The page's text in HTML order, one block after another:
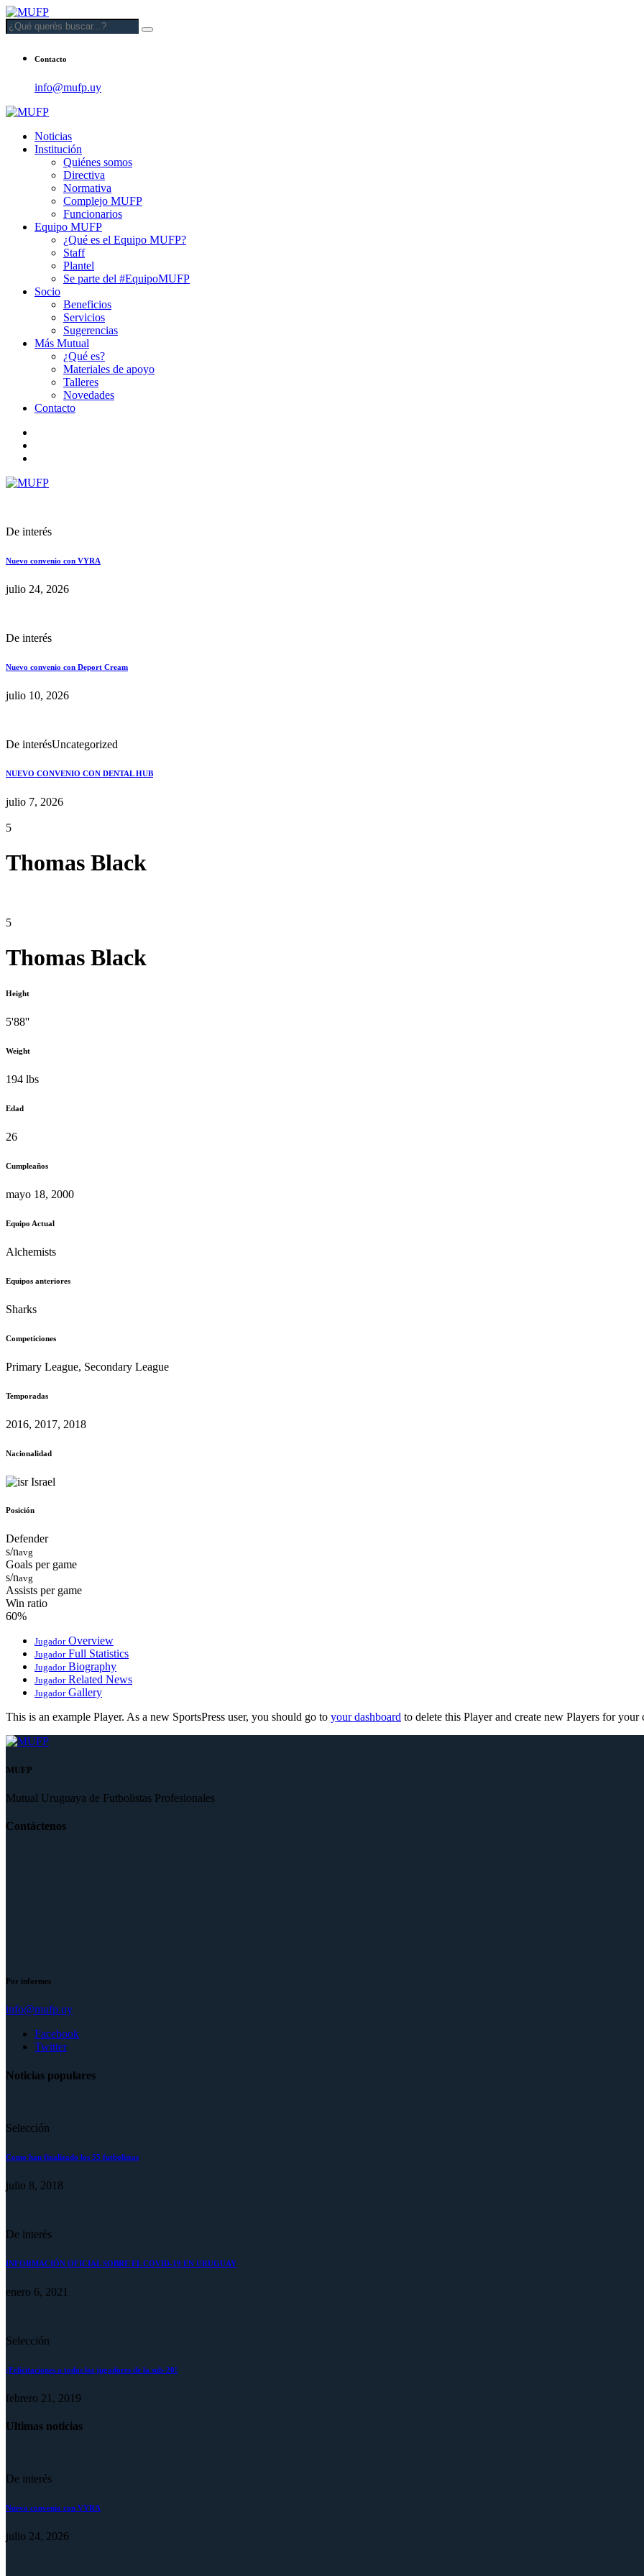
Contacto
info@mufp.uy
Noticias
Institución
Quiénes somos
Directiva
Normativa
Complejo MUFP
Funcionarios
Equipo MUFP
¿Qué es el Equipo MUFP?
Staff
Plantel
Se parte del #EquipoMUFP
Socio
Beneficios
Servicios
Sugerencias
Más Mutual
¿Qué es?
Materiales de apoyo
Talleres
Novedades
Contacto
De interés
Nuevo convenio con VYRA
julio 24, 2026
De interés
Nuevo convenio con Deport Cream
julio 10, 2026
De interésUncategorized
NUEVO CONVENIO CON DENTAL HUB
julio 7, 2026
5
Thomas Black
5
Thomas Black
Height
5'88''
Weight
194 lbs
Edad
26
Cumpleaños
mayo 18, 2000
Equipo Actual
Alchemists
Equipos anteriores
Sharks
Competiciones
Primary League, Secondary League
Temporadas
2016, 2017, 2018
Nacionalidad
Israel
Posición
Defender
s/navg
Goals per game
s/navg
Assists per game
Win ratio
60%
JugadorOverview
JugadorFull Statistics
JugadorBiography
JugadorRelated News
JugadorGallery
This is an example Player. As a new SportsPress user, you should go to your dashboard to delete this Player and create new Players for
MUFP
Mutual Uruguaya de Futbolistas Profesionales
Contáctenos
Por informes
info@mufp.uy
Facebook
Twitter
Noticias populares
Selección
Como han finalizado los 55 futbolistas
julio 8, 2018
De interés
INFORMACIÓN OFICIAL SOBRE EL COVID-19 EN URUGUAY
enero 6, 2021
Selección
¡Felicitaciones a todos los jugadores de la sub-20!
febrero 21, 2019
Ultimas noticias
De interés
Nuevo convenio con VYRA
julio 24, 2026